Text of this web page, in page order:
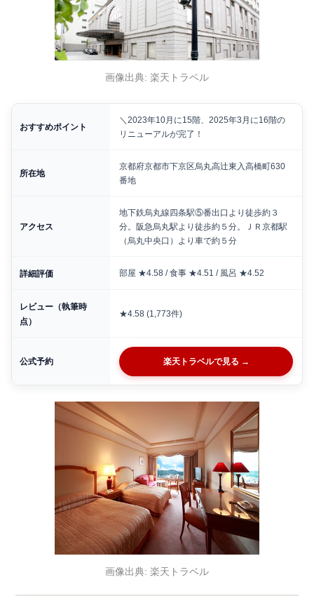
画像出典: 楽天トラベル
おすすめポイント
＼2023年10月に15階、2025年3月に16階の
リニューアルが完了！
所在地
京都府京都市下京区烏丸高辻東入高橋町630
番地
アクセス
地下鉄烏丸線四条駅⑤番出口より徒歩約３
分。阪急烏丸駅より徒歩約５分。ＪＲ京都駅
（烏丸中央口）より車で約５分
詳細評価 部屋 ★4.58 / 食事 ★4.51 / 風呂 ★4.52
レビュー（執筆時
点）
★4.58 (1,773件)
公式予約 楽天トラベルで見る →
画像出典: 楽天トラベル